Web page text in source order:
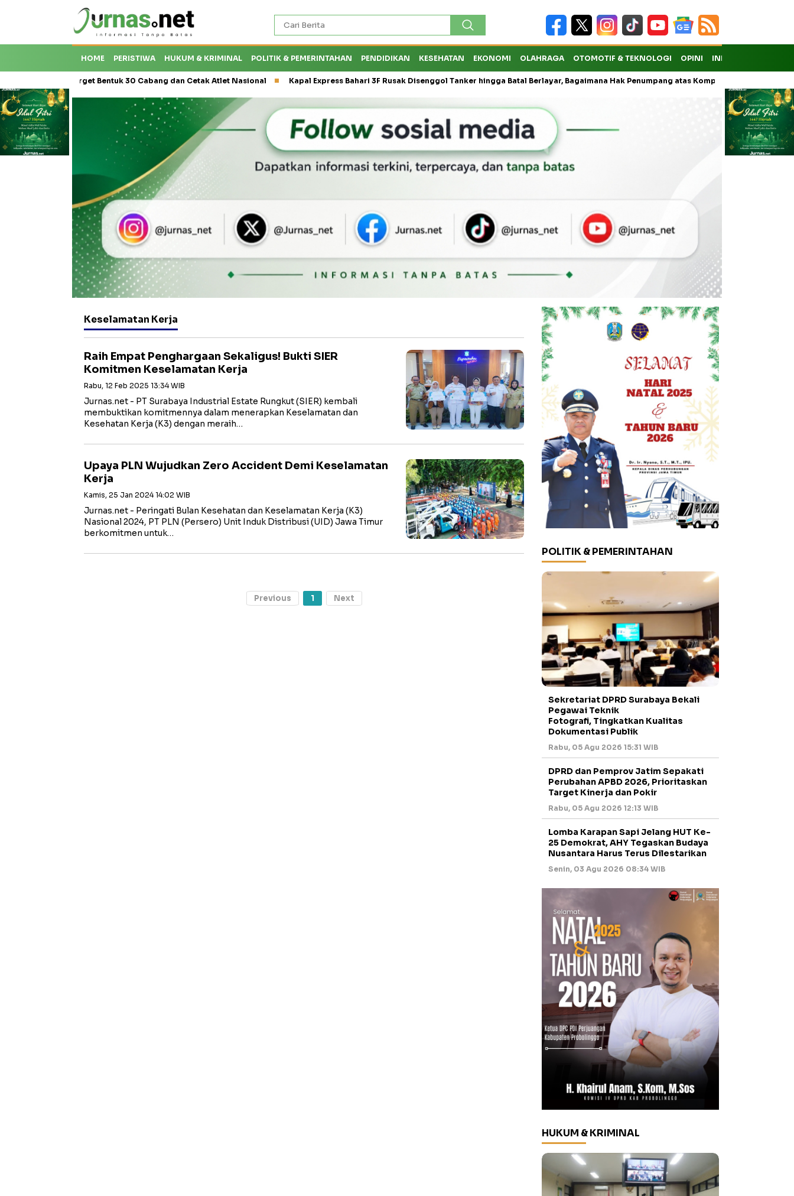
HOME PERISTIWA HUKUM & KRIMINAL POLITIK & PEMERINTAHAN PENDIDIKAN KESEHATAN EKONOMI OLAHRAGA OTOMOTIF & TEKNOLOGI OPINI INDEKS
Target Bentuk 30 Cabang dan Cetak Atlet Nasional Kapal Express Bahari 3F Rusak Disenggol Tanker hingga Batal Berlayar, Bagaimana Hak Penumpang atas Kompensasi?
Keselamatan Kerja
Raih Empat Penghargaan Sekaligus! Bukti SIER
Komitmen Keselamatan Kerja
Rabu, 12 Feb 2025 13:34 WIB
Jurnas.net - PT Surabaya Industrial Estate Rungkut (SIER) kembali
membuktikan komitmennya dalam menerapkan Keselamatan dan
Kesehatan Kerja (K3) dengan meraih…
Upaya PLN Wujudkan Zero Accident Demi Keselamatan
Kerja
Kamis, 25 Jan 2024 14:02 WIB
Jurnas.net - Peringati Bulan Kesehatan dan Keselamatan Kerja (K3)
Nasional 2024, PT PLN (Persero) Unit Induk Distribusi (UID) Jawa Timur
berkomitmen untuk…
Previous 1 Next
POLITIK & PEMERINTAHAN
Sekretariat DPRD Surabaya Bekali
Pegawai Teknik
Fotografi, Tingkatkan Kualitas
Dokumentasi Publik
Rabu, 05 Agu 2026 15:31 WIB
DPRD dan Pemprov Jatim Sepakati
Perubahan APBD 2026, Prioritaskan
Target Kinerja dan Pokir
Rabu, 05 Agu 2026 12:13 WIB
Lomba Karapan Sapi Jelang HUT Ke-
25 Demokrat, AHY Tegaskan Budaya
Nusantara Harus Terus Dilestarikan
Senin, 03 Agu 2026 08:34 WIB
HUKUM & KRIMINAL